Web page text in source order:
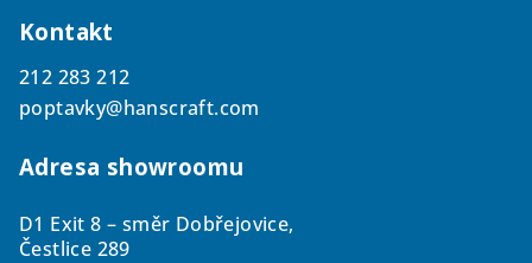
Kontakt
212 283 212
poptavky@hanscraft.com
Adresa showroomu
D1 Exit 8 – směr Dobřejovice,
Čestlice 289